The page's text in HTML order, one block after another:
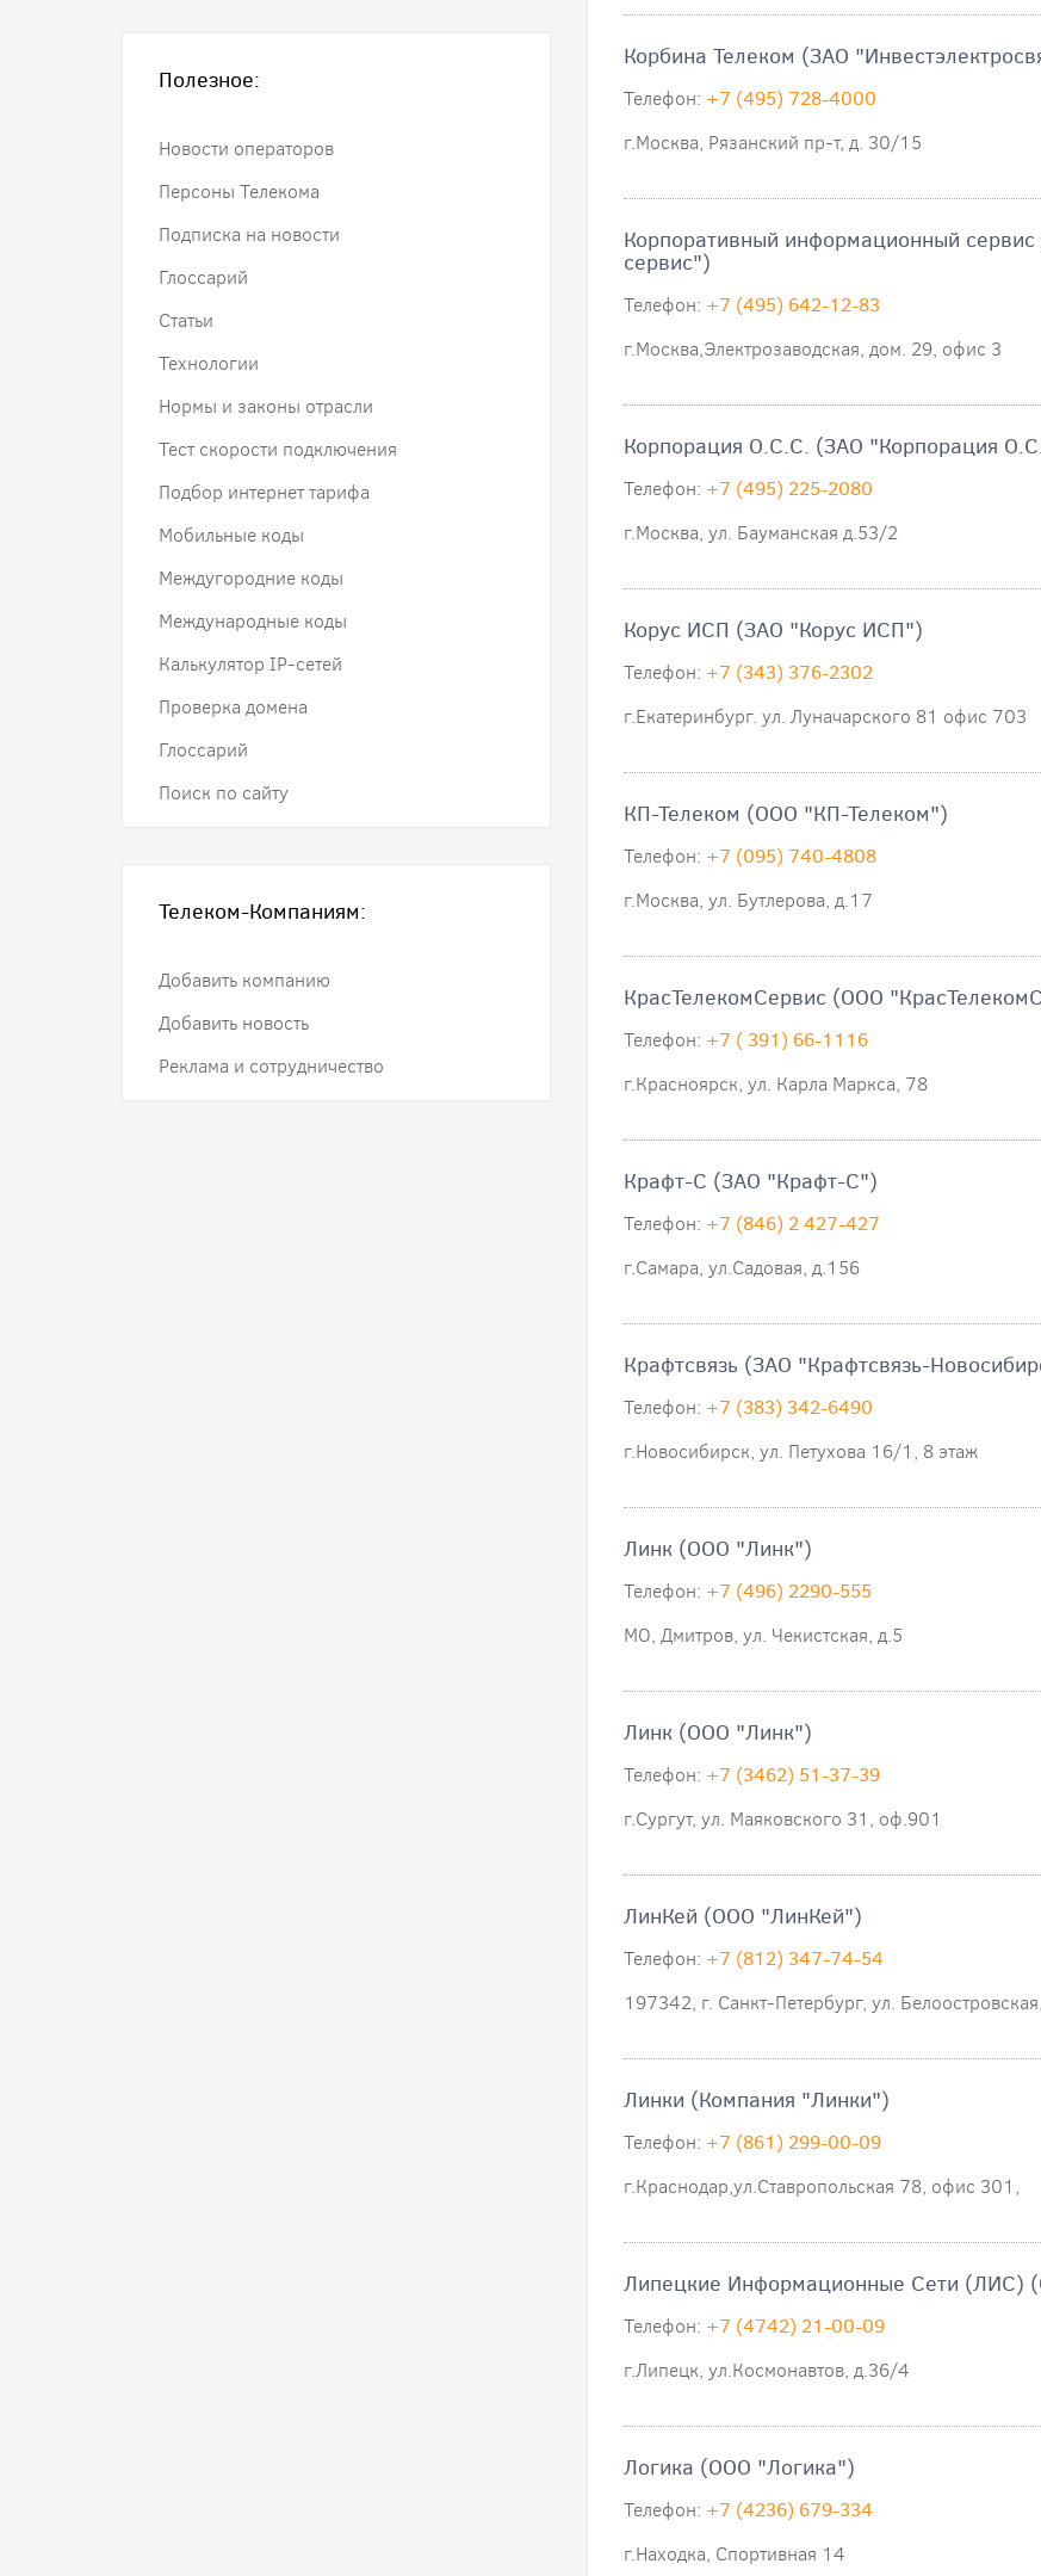
Корбина Телеком (ЗАО
Телефон: +7 (495) 728-4000
г.Москва, Рязанский пр-т, д. 30/15
Корпоративный информационный
сервис")
Телефон: +7 (495) 642-12-83
г.Москва,Электрозаводская, дом. 29, офис 3
Корпорация О.С.С. (ЗАО "Корпорация
Телефон: +7 (495) 225-2080
г.Москва, ул. Бауманская д.53/2
Корус ИСП (ЗАО "Корус ИСП")
Телефон: +7 (343) 376-2302
г.Екатеринбург. ул. Луначарского 81 офис 703
КП-Телеком (ООО "КП-Телеком")
Телефон: +7 (095) 740-4808
г.Москва, ул. Бутлерова, д.17
КрасТелекомСервис (ООО
Телефон: +7 ( 391) 66-1116
г.Красноярск, ул. Карла Маркса, 78
Крафт-С (ЗАО "Крафт-С")
Телефон: +7 (846) 2 427-427
г.Самара, ул.Садовая, д.156
Крафтсвязь (ЗАО "Крафтсвязь-
Телефон: +7 (383) 342-6490
г.Новосибирск, ул. Петухова 16/1, 8 этаж
Линк (ООО "Линк")
Телефон: +7 (496) 2290-555
МО, Дмитров, ул. Чекистская, д.5
Линк (ООО "Линк")
Телефон: +7 (3462) 51-37-39
г.Сургут, ул. Маяковского 31, оф.901
ЛинКей (ООО "ЛинКей")
Телефон: +7 (812) 347-74-54
197342, г. Санкт-Петербург, ул.
Линки (Компания "Линки")
Телефон: +7 (861) 299-00-09
г.Краснодар,ул.Ставропольская 78, офис 301,
Липецкие Информационные Сети (ЛИС)
Телефон: +7 (4742) 21-00-09
г.Липецк, ул.Космонавтов, д.36/4
Логика (ООО "Логика")
Телефон: +7 (4236) 679-334
г.Находка, Спортивная 14
Полезное:
Новости операторов
Персоны Телекома
Подписка на новости
Глоссарий
Статьи
Технологии
Нормы и законы отрасли
Тест скорости подключения
Подбор интернет тарифа
Мобильные коды
Междугородние коды
Международные коды
Калькулятор IP-сетей
Проверка домена
Глоссарий
Поиск по сайту
Телеком-Компаниям:
Добавить компанию
Добавить новость
Реклама и сотрудничество